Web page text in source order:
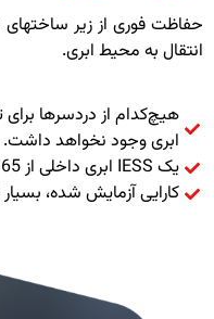
انتقال به محیط ابری.
هیچ‌کدام از دردسرها
ابری وجود نخواهد داشت.
یک IESS ابری داخلی از Microsoft 365 پشتیبانی می کند.
کارایی آزمایش شده،